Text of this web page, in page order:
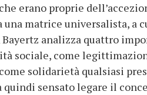
erano proprie
matrice universalista, a
analizza quattro
sociale, come
solidarietà qualsiasi
sensato legare il